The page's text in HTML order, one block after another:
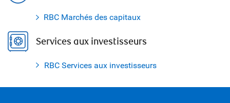
RBC Marchés des capitaux
Services aux investisseurs
RBC Services aux investisseurs